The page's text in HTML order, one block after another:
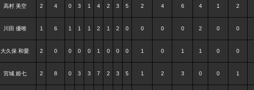
高村 美空 2 4 0 3 1 4 2 3 5 2 4 6 4 1 2
川田 優唯 1 6 1 1 1 2 1 2 0 0 0 0 2 0 0
大久保 和愛 2 0 0 0 0 1 0 0 0 1 0 1 1 0 0
宮城 姫七 2 8 0 3 3 7 2 3 5 1 2 3 0 0 1